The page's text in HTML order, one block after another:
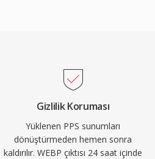
Gizlilik Koruması
Yüklenen PPS sunumları
dönüştürmeden hemen sonra
kaldırılır. WEBP çıktısı 24 saat içinde